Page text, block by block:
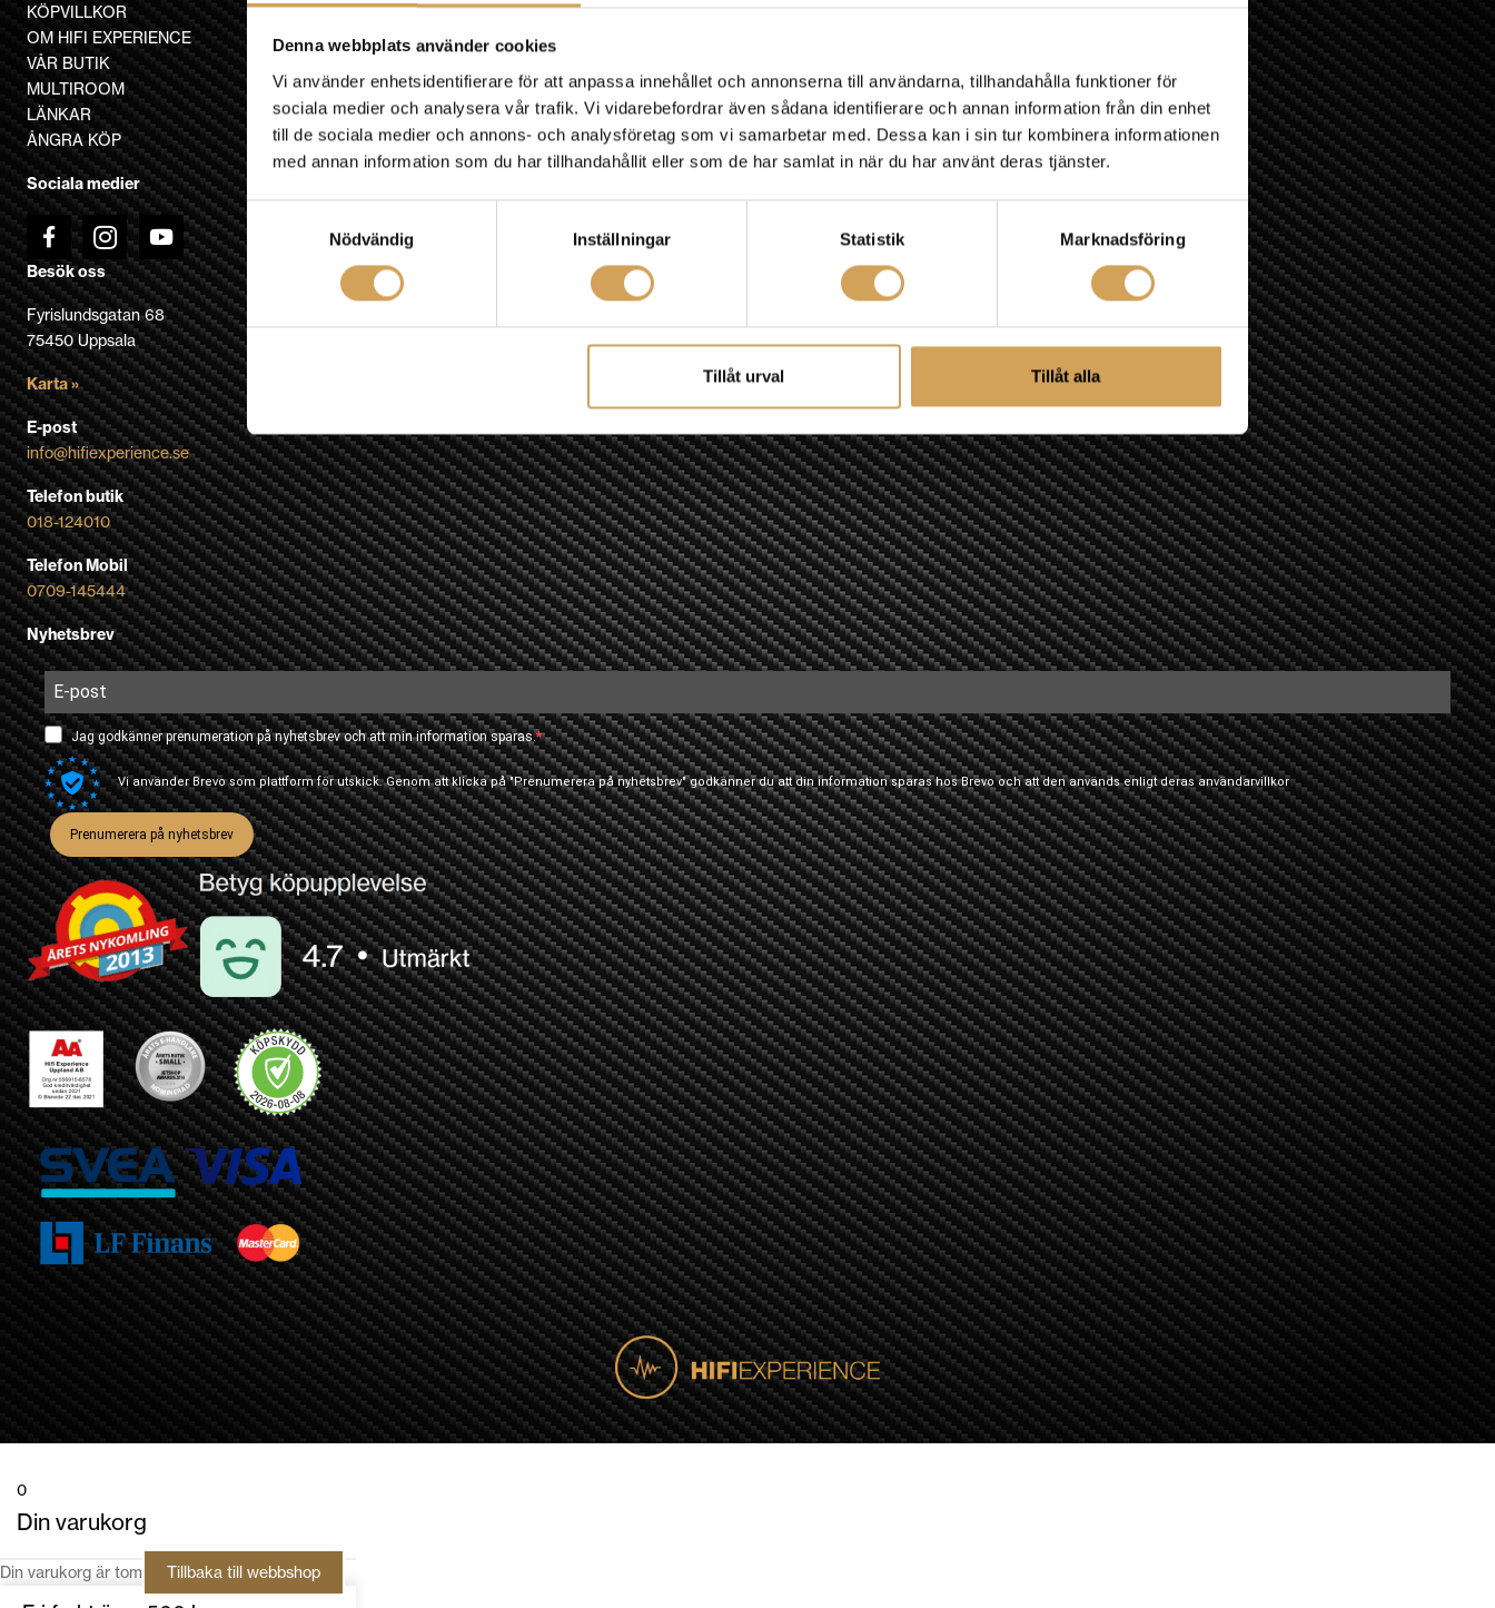
Denna webbplats använder cookies
Vi använder enhetsidentifierare för att anpassa innehållet och annonserna till användarna, tillhandahålla funktioner för
sociala medier och analysera vår trafik. Vi vidarebefordrar även sådana identifierare och annan information från din enhet
till de sociala medier och annons- och analysföretag som vi samarbetar med. Dessa kan i sin tur kombinera informationen
med annan information som du har tillhandahållit eller som de har samlat in när du har använt deras tjänster.
Samtyckesval
Nödvändig
Inställningar Statistik Marknadsföring
Tillåt urval Tillåt alla
alternativen
kan
väljas
produktsidan
KÖPVILLKOR
OM HIFI EXPERIENCE
VÅR BUTIK
MULTIROOM
LÄNKAR
ÅNGRA KÖP
Sociala medier
Besök oss
Fyrislundsgatan 68
75450 Uppsala
Karta »
E-post
info@hifiexperience.se
Telefon butik
018-124010
Telefon Mobil
0709-145444
Nyhetsbrev
Jag godkänner prenumeration på nyhetsbrev och att min information sparas.
Vi använder Brevo som plattform för utskick. Genom att klicka på "Prenumerera på nyhetsbrev" godkänner du att din information sparas hos Brevo och att den används enligt derasanvändarvillkor
Prenumerera på nyhetsbrev
0
Din varukorg
Din varukorg är tom Tillbaka till webbshop